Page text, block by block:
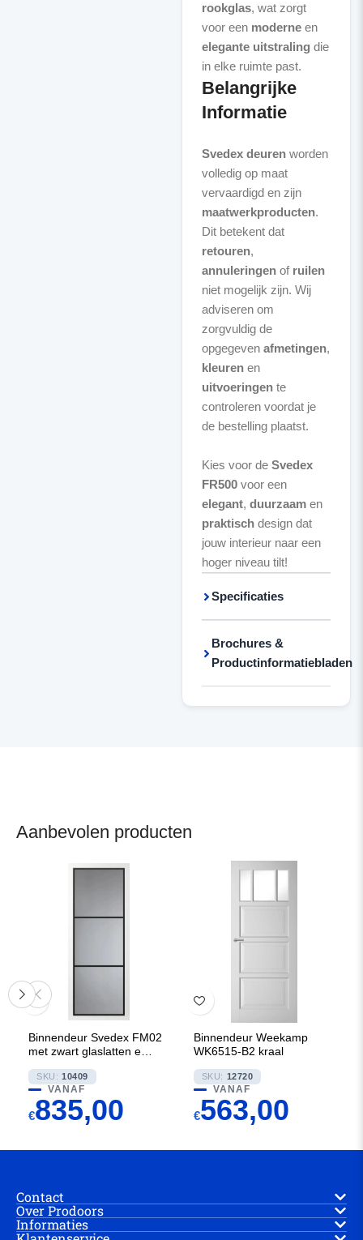
rookglas, wat zorgt
voor een moderneen
elegante uitstraling die
Belangrijke
Informatie
Svedex deurenworden
volledig op maat
vervaardigd en zijn
maatwerkproducten.
Dit betekent dat
retouren,
annuleringenof ruilen
niet mogelijk zijn. Wij
adviseren om
zorgvuldig de
opgegeven afmetingen,
kleurenen
uitvoeringente
controleren voordat je
de bestelling plaatst.
Kies voor de Svedex
FR500voor een
elegant, duurzaamen
praktischdesign dat
jouw interieur naar een
hoger niveau tilt!
Specificaties
Brochures &
Productinformatiebladen
Aanbevolen producten
Binnendeur Svedex FM02
met zwart glaslatten en
SKU: 10409
VANAF
€835,00
Binnendeur Weekamp
WK6515-B2 kraal
SKU: 12720
VANAF
€563,00
Contact
Over Prodoors
Informaties